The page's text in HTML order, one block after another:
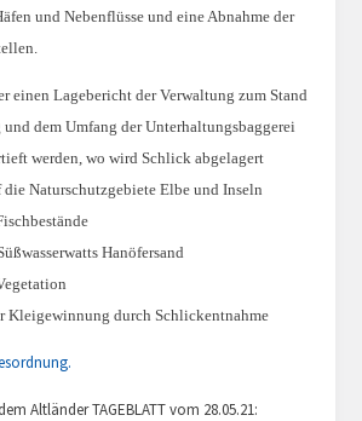
und Nebenflüsse und eine Abnahme der
einen Lagebericht der Verwaltung zum Stand
dem Umfang der Unterhaltungsbaggerei
werden, wo wird Schlick abgelagert
Naturschutzgebiete Elbe und Inseln
Hanöfersand
Kleigewinnung durch Schlickentnahme
Altländer TAGEBLATT vom 28.05.21: